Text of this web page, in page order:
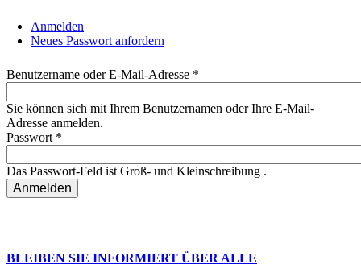
Haupt-Reiter
Anmelden
Neues Passwort anfordern
Benutzername oder E-Mail-Adresse *
Sie können sich mit Ihrem Benutzernamen oder Ihre E-Mail-
Adresse anmelden.
Passwort *
Das Passwort-Feld ist Groß- und Kleinschreibung .
BLEIBEN SIE INFORMIERT ÜBER ALLE